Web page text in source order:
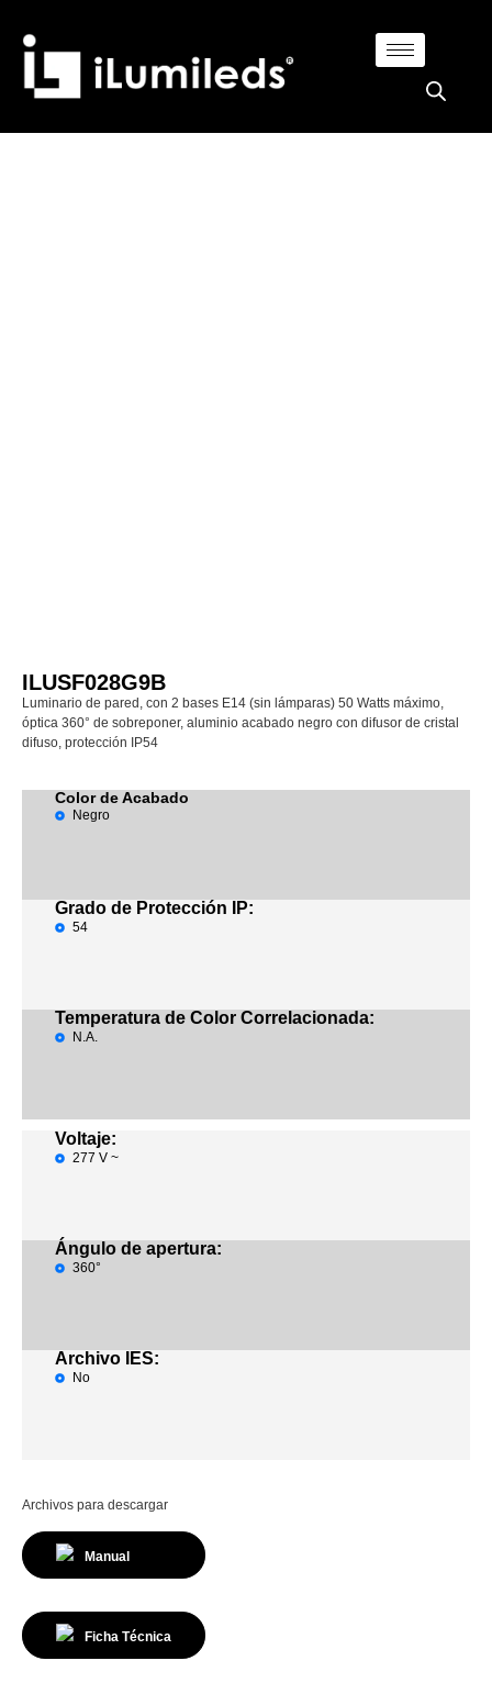
ILUSF028G9B
Luminario de pared, con 2 bases E14 (sin lámparas) 50 Watts máximo,
óptica 360° de sobreponer, aluminio acabado negro con difusor de cristal
difuso, protección IP54
Color de Acabado
Negro
Grado de Protección IP:
54
Temperatura de Color Correlacionada:
N.A.
Voltaje:
277 V ~
Ángulo de apertura:
360°
Archivo IES:
No
Archivos para descargar
Manual
Ficha Técnica